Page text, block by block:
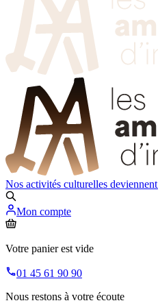
Nos activités culturelles deviennent
Mon compte
Votre panier est vide
01 45 61 90 90
Nous restons à votre écoute